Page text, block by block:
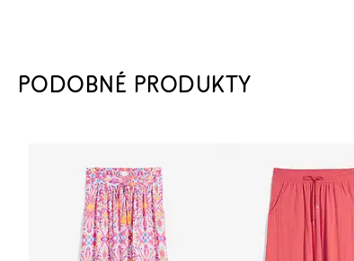
PODOBNÉ PRODUKTY